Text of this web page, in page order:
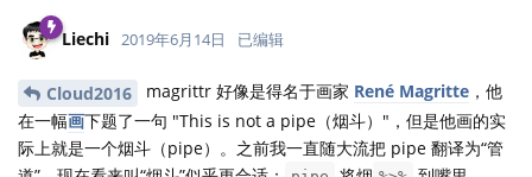
Liechi 2019年6月14日 已编辑
Cloud2016 magrittr 好像是得名于画家 René Magritte ，他
在一幅画下题了一句 "This is not a pipe（烟斗）"，但是他画的实
际上就是一个烟斗（pipe）。之前我一直随大流把 pipe 翻译为“管